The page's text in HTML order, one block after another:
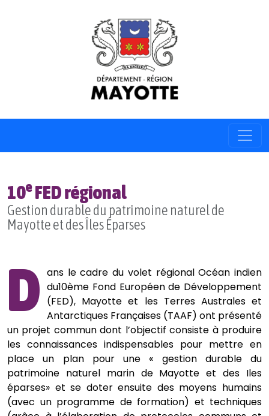
10eFED régional
Gestion durable du patrimoine naturel de
Mayotte et des Îles Éparses
D ans le cadre du volet régional Océan indien
du10ème Fond Européen de Développement
(FED), Mayotte et les Terres Australes et
Antarctiques Françaises (TAAF) ont présenté
un projet commun dont l’objectif consiste à produire
les connaissances indispensables pour mettre en
place un plan pour une « gestion durable du
patrimoine naturel marin de Mayotte et des Iles
éparses» et se doter ensuite des moyens humains
(avec un programme de formation) et techniques